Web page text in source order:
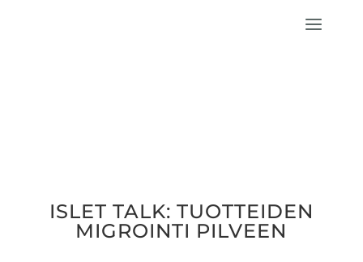
ISLET TALK: TUOT­TEI­DEN
MIGROIN­TI PILVEEN